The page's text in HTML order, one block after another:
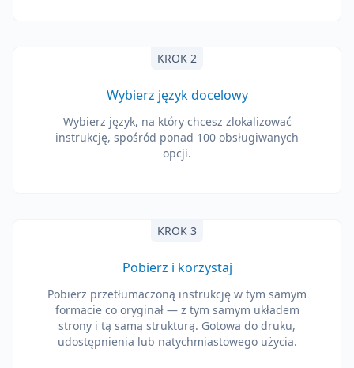
KROK 2
Wybierz język docelowy
Wybierz język, na który chcesz zlokalizować
instrukcję, spośród ponad 100 obsługiwanych
opcji.
KROK 3
Pobierz i korzystaj
Pobierz przetłumaczoną instrukcję w tym samym
formacie co oryginał — z tym samym układem
strony i tą samą strukturą. Gotowa do druku,
udostępnienia lub natychmiastowego użycia.